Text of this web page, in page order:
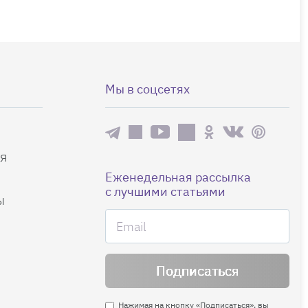
Мы в соцсетях
Еженедельная рассылка
с лучшими статьями
Нажимая на кнопку «Подписаться», вы